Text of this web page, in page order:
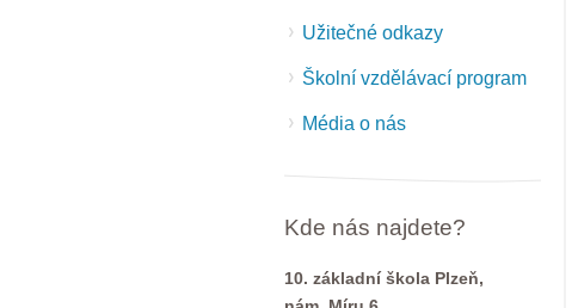
Užitečné odkazy
Školní vzdělávací program
Média o nás
Kde nás najdete?
10. základní škola Plzeň,